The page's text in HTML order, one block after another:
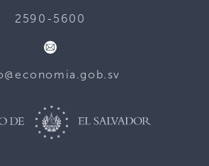
2590-5600